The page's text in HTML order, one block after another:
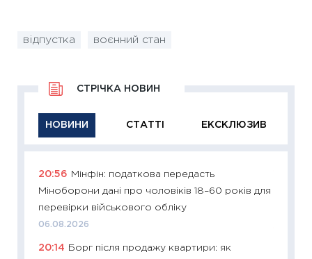
відпустка воєнний стан
НОВИНИ СТАТТІ ЕКСКЛЮЗИВ
СТРІЧКА НОВИН
20:56 Мінфін: податкова передасть
Міноборони дані про чоловіків 18–60 років для
перевірки військового обліку
06.08.2026
20:14
Борг після продажу квартири: як